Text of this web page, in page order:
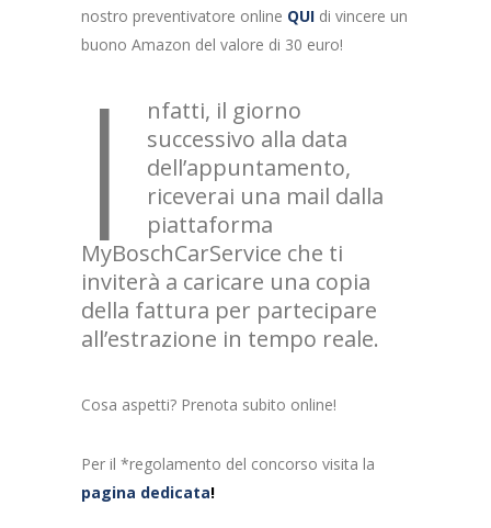
nostro preventivatore online QUI di vincere un
buono Amazon del valore di 30 euro!
I
nfatti, il giorno
successivo alla data
dell’appuntamento,
riceverai una mail dalla
piattaforma
MyBoschCarService che ti
inviterà a caricare una copia
della fattura per partecipare
all’estrazione in tempo reale.
Cosa aspetti? Prenota subito online!
Per il *regolamento del concorso visita la
pagina dedicata!